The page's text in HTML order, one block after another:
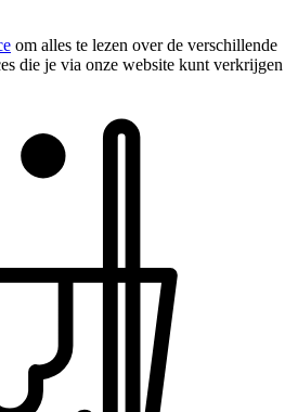
om alles te lezen over de verschillende
die je via onze website kunt verkrijgen